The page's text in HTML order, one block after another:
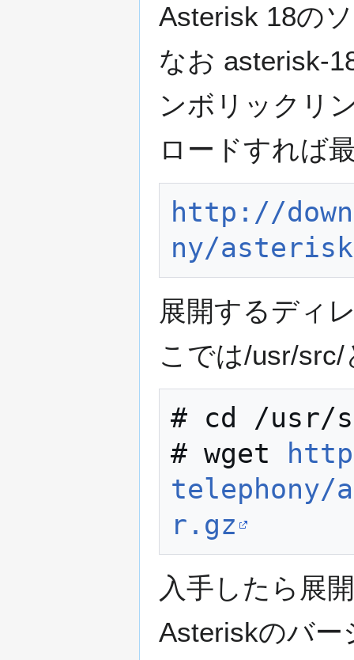
Asterisk 18の
なお asterisk-
ンボリックリ
ロードすれば
http://
ny/
展開するディ
こでは/usr/
# cd /usr/
# wget
r.gz
入手したら展
Asteriskのバ